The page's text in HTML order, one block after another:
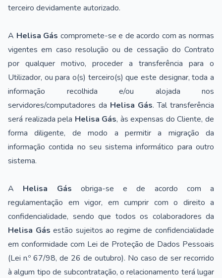
terceiro devidamente autorizado.
A Helisa Gás compromete-se e de acordo com as normas
vigentes em caso resolução ou de cessação do Contrato
por qualquer motivo, proceder a transferência para o
Utilizador, ou para o(s) terceiro(s) que este designar, toda a
informação recolhida e/ou alojada nos
servidores/computadores da Helisa Gás. Tal transferência
será realizada pela Helisa Gás, às expensas do Cliente, de
forma diligente, de modo a permitir a migração da
informação contida no seu sistema informático para outro
sistema.
A Helisa Gás obriga-se e de acordo com a
regulamentação em vigor, em cumprir com o direito a
confidencialidade, sendo que todos os colaboradores da
Helisa Gás estão sujeitos ao regime de confidencialidade
em conformidade com Lei de Proteção de Dados Pessoais
(Lei n.º 67/98, de 26 de outubro). No caso de ser recorrido
à algum tipo de subcontratação, o relacionamento terá lugar